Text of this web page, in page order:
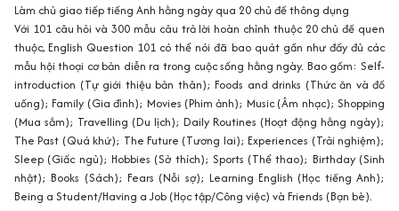
Làm chủ giao tiếp tiếng Anh hằng ngày qua 20 chủ đề thông dụng
Với 101 câu hỏi và 300 mẫu câu trả lời hoàn chỉnh thuộc 20 chủ đề quen
thuộc, English Question 101 có thể nói đã bao quát gần như đầy đủ các
mẫu hội thoại cơ bản diễn ra trong cuộc sống hằng ngày. Bao gồm: Self-
introduction (Tự giới thiệu bản thân); Foods and drinks (Thức ăn và đồ
uống); Family (Gia đình); Movies (Phim ảnh); Music (Âm nhạc); Shopping
(Mua sắm); Travelling (Du lịch); Daily Routines (Hoạt động hằng ngày);
The Past (Quá khứ); The Future (Tương lai); Experiences (Trải nghiệm);
Sleep (Giấc ngủ); Hobbies (Sở thích); Sports (Thể thao); Birthday (Sinh
nhật); Books (Sách); Fears (Nỗi sợ); Learning English (Học tiếng Anh);
Being a Student/Having a Job (Học tập/Công việc) và Friends (Bạn bè).